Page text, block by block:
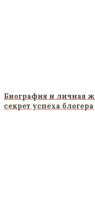
Биография и личная
секрет успеха блогера